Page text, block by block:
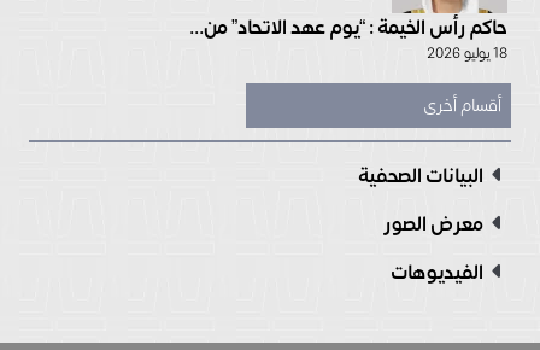
حاكم رأس الخيمة : “يوم عهد الاتحاد” من...
18 يوليو 2026
أقسام أخرى
البيانات الصحفية
معرض الصور
الفيديوهات